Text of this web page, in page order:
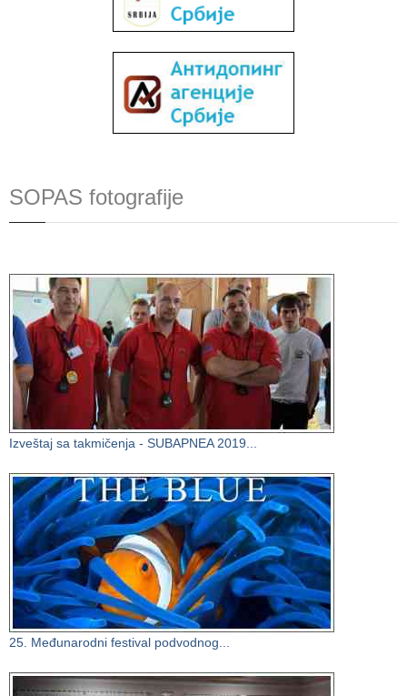
SOPAS fotografije
Izveštaj sa takmičenja - SUBAPNEA 2019...
25. Međunarodni festival podvodnog...